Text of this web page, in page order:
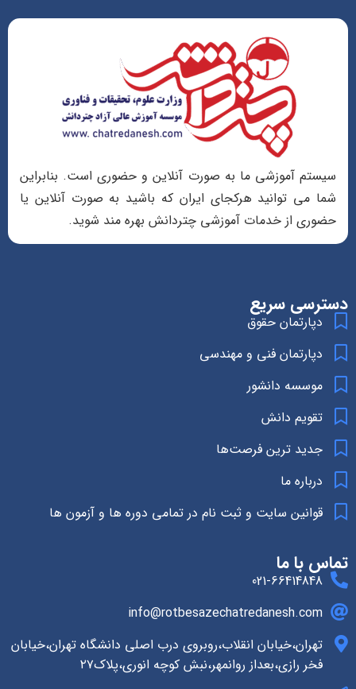
سیستم آموزشی ما به صورت آنلاین و حضوری است. بنابراین
شما می توانید هرکجای ایران که باشید به صورت آنلاین یا
حضوری از خدمات آموزشی چتردانش بهره مند شوید.
دسترسی سریع
دپارتمان حقوق
دپارتمان فنی و مهندسی
موسسه دانشور
تقویم دانش
جدید ترین فرصت‌ها
درباره ما
قوانین سایت و ثبت نام در تمامی دوره ها و آزمون ها
تماس با ما
021-66414848
info@rotbesazechatredanesh.com
تهران،خیابان انقلاب،روبروی درب اصلی دانشگاه تهران،خیابان
فخر رازی،بعداز روانمهر،نبش کوچه انوری،پلاک۲۷